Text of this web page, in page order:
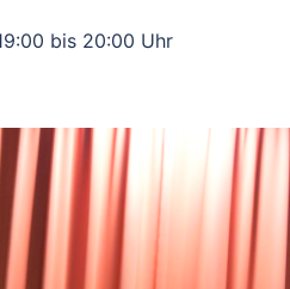
bis 20:00 Uhr